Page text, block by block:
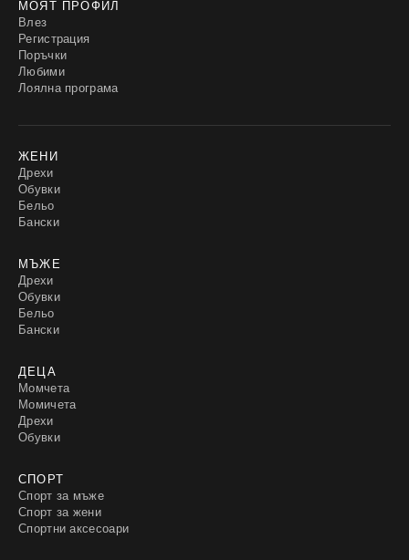
МОЯТ ПРОФИЛ
Влез
Регистрация
Поръчки
Любими
Лоялна програма
ЖЕНИ
Дрехи
Обувки
Бельо
Бански
МЪЖЕ
Дрехи
Обувки
Бельо
Бански
ДЕЦА
Момчета
Момичета
Дрехи
Обувки
СПОРТ
Спорт за мъже
Спорт за жени
Спортни аксесоари